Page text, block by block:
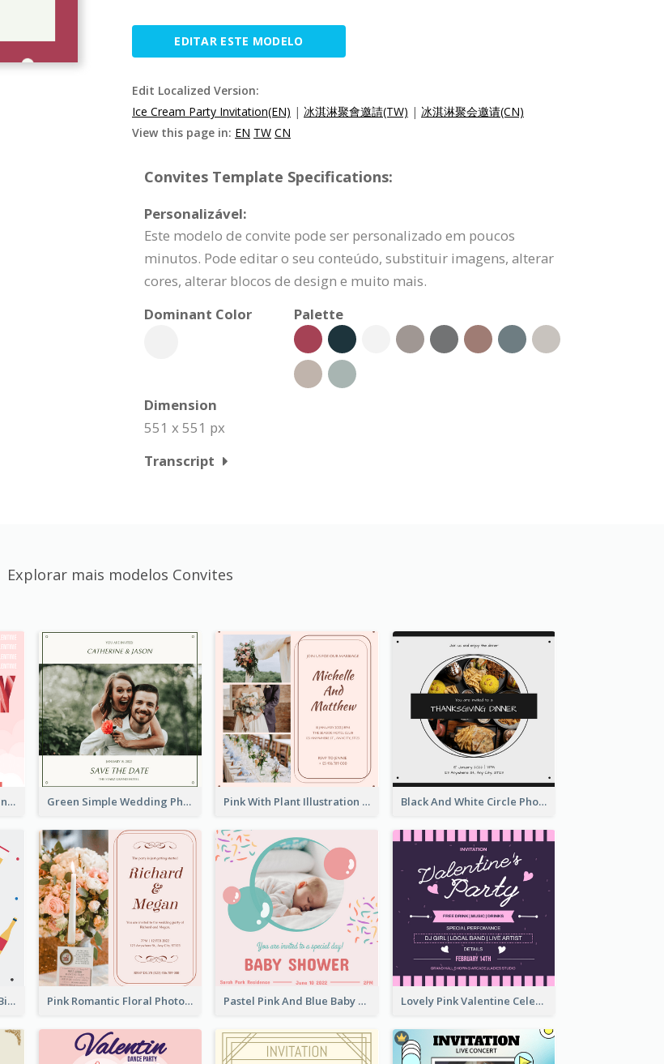
EDITAR ESTE MODELO
Edit Localized Version:
Ice Cream Party Invitation(EN) | 冰淇淋聚會邀請(TW) | 冰淇淋聚会邀请(CN)
View this page in: EN TW CN
Convites Template Specifications:
Personalizável:
Este modelo de convite pode ser personalizado em poucos
minutos. Pode editar o seu conteúdo, substituir imagens, alterar
cores, alterar blocos de design e muito mais.
Dominant Color
Palette
Dimension
551 x 551 px
Transcript
Explorar mais modelos Convites
Photo Typography Party Invitation Design Templates Green Simple Wedding Photo Wedding Invitation Pink With Plant Illustration Wedding Party Invitation Black And White Circle Photo Thanksgiving Dinner Invitation
Cute Portrait Illustration Birthday Party Invitation Pink Romantic Floral Photo Wedding Invitation Pastel Pink And Blue Baby Shower Invitation Lovely Pink Valentine Celebration Invitation Design Ideas